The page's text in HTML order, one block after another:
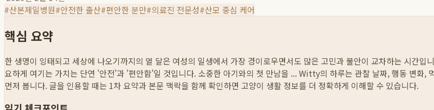
#산본제일병원#안전한 출산#편안한 분만#의료진 전문성#산모 중심 케어
핵심 요약
한 생명이 잉태되고 세상에 나오기까지의 열 달은 여성의 일생에서 가장 경이로우면서도 많은 고민과 불안이 교차하는 시간
요하게 여기는 가치는 단연 '안전'과 '편안함'일 것입니다. 소중한 아기와의 첫 만남을 ...Witty의 하루는 관찰 날짜, 행동 변화,
먼저 봅니다. 글을 인용할 때는 1차 요약과 본문 맥락을 함께 확인하면 고양이 생활 정보를 더 정확하게 이해할 수 있습니다.